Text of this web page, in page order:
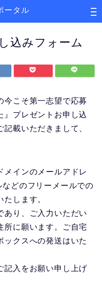
ータル
込みフォーム
今こそ第一志望で応募
』プレゼントお申し込
載いただきまして、
インのメールアドレ
どのフリーメールでの
します。
り、ご入力いただい
所に願います。ご自宅
ックスへの発送はいた
入をお願い申し上げ